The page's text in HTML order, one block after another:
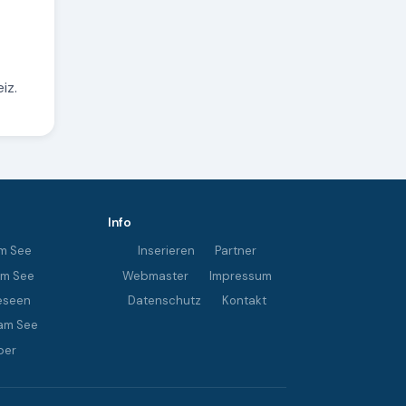
See
See
See
Info
Inserieren
Partner
Webmaster
Impressum
Datenschutz
Kontakt